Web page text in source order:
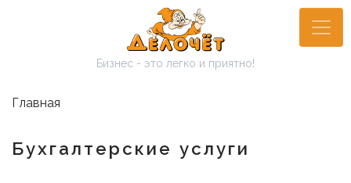
Бизнес - это легко и приятно!
Главная
Бухгалтерские услуги